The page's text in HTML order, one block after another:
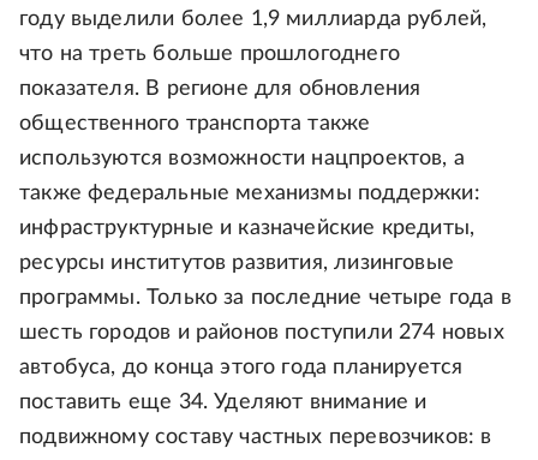
году выделили более 1,9 миллиарда рублей,
что на треть больше прошлогоднего
показателя. В регионе для обновления
общественного транспорта также
используются возможности нацпроектов, а
также федеральные механизмы поддержки:
инфраструктурные и казначейские кредиты,
ресурсы институтов развития, лизинговые
программы. Только за последние четыре года в
шесть городов и районов поступили 274 новых
автобуса, до конца этого года планируется
поставить еще 34. Уделяют внимание и
подвижному составу частных перевозчиков: в